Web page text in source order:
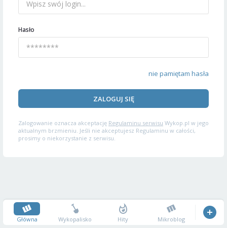
Hasło
nie pamiętam hasła
ZALOGUJ SIĘ
Zalogowanie oznacza akceptację Regulaminu serwisu Wykop.pl w jego
aktualnym brzmieniu. Jeśli nie akceptujesz Regulaminu w całości,
prosimy o niekorzystanie z serwisu.
Główna Wykopalisko Hity Mikroblog